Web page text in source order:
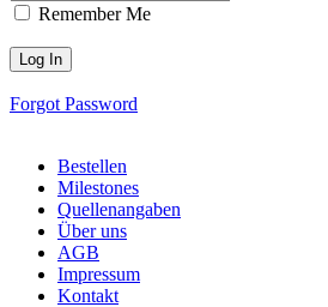
Remember Me
Forgot Password
Bestellen
Milestones
Quellenangaben
Über uns
AGB
Impressum
Kontakt